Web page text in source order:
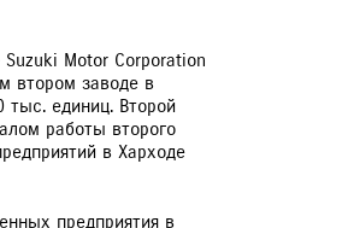
Motor Corporation
втором заводе в
тыс. единиц. Второй
работы второго
в Харходе
предприятия в